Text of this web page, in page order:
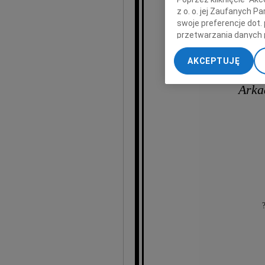
z o. o. jej Zaufanych
swoje preferencje dot.
przetwarzania danych
„Ustawienia
My, nasi Zaufani
dokładnych danych
Przechowywanie
AKCEPTUJĘ